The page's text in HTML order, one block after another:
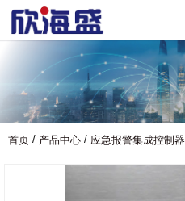
首页 / 产品中心 / 应急报警集成控制器